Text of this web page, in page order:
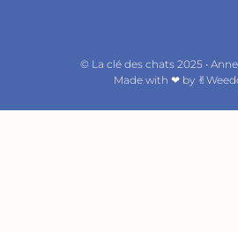
© La clé des chats 2025 •
Made with ❤︎ by